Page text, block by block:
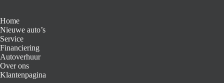
Home
Nieuwe auto’s
Service
Financiering
Autoverhuur
Over ons
Klantenpagina